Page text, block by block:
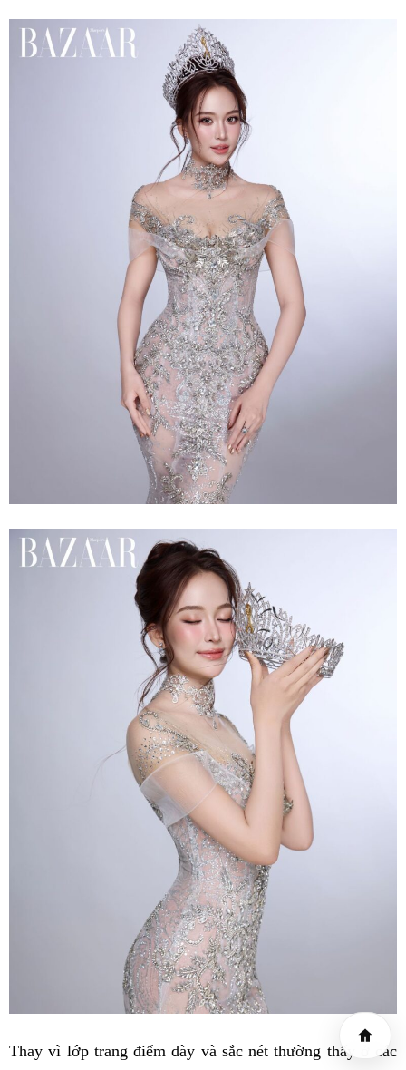
Thay vì lớp trang điểm dày và sắc nét thường thấy ở các